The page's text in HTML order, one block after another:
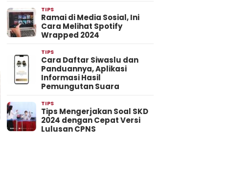
TIPS
Ramai di Media Sosial, Ini
Cara Melihat Spotify
Wrapped 2024
TIPS
Cara Daftar Siwaslu dan
Panduannya, Aplikasi
Informasi Hasil
Pemungutan Suara
TIPS
Tips Mengerjakan Soal SKD
2024 dengan Cepat Versi
Lulusan CPNS